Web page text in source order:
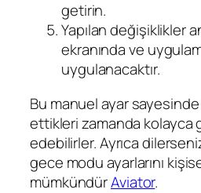
getirin.
Yapılan değişiklikler
ekranında ve
uygulanacaktır.
Bu manuel ayar sayesinde
ettikleri zamanda kolayca
edebilirler. Ayrıca
gece modu ayarlarını
mümkündürAviator.